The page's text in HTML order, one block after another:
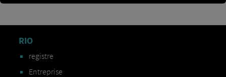
RIO
registre
Entreprise